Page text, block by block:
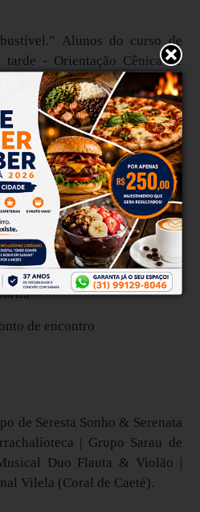
Alunos do curso de
tarde - Orientação Cênica de
de encontro
do curso de teatro Sobrilá
Cênica de Diego Krisp
de encontro
de Seresta Sonho & Serenata
| Grupo Sarau de
Duo Flauta & Violão |
Vilela (Coral de Caeté).